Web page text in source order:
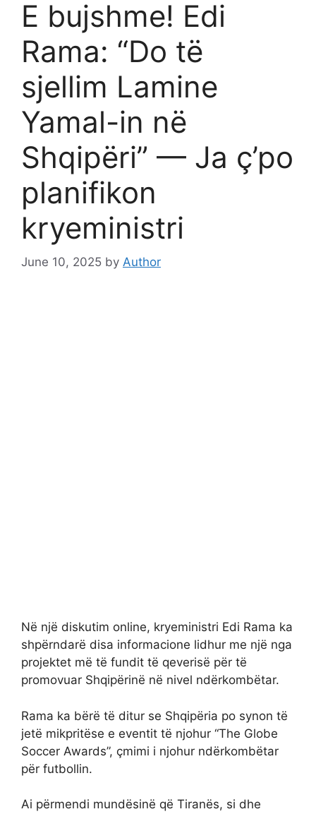
E bujshme! Edi
Rama: “Do të
sjellim Lamine
Yamal-in në
Shqipëri” — Ja ç’po
planifikon
kryeministri
June 10, 2025 by Author
Në një diskutim online, kryeministri Edi Rama ka
shpërndarë disa informacione lidhur me një nga
projektet më të fundit të qeverisë për të
promovuar Shqipërinë në nivel ndërkombëtar.
Rama ka bërë të ditur se Shqipëria po synon të
jetë mikpritëse e eventit të njohur “The Globe
Soccer Awards”, çmimi i njohur ndërkombëtar
për futbollin.
Ai përmendi mundësinë që Tiranës, si dhe